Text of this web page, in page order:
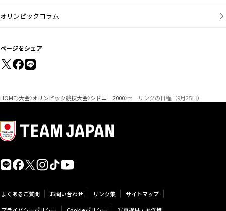
オリンピックコラム
ページをシェア
HOME 大会 オリンピック競技大会 シドニー2000 セーリングの日程（9月25日）
よくあるご質問 お問い合わせ リンク集
サイトマップ